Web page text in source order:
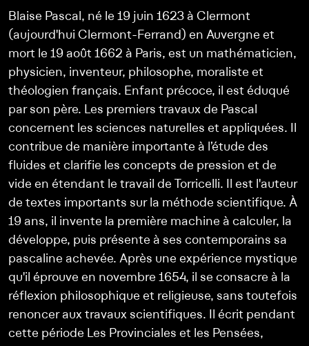
Blaise Pascal, né le 19 juin 1623 à Clermont
(aujourd'hui Clermont-Ferrand) en Auvergne et
mort le 19 août 1662 à Paris, est un mathématicien,
physicien, inventeur, philosophe, moraliste et
théologien français. Enfant précoce, il est éduqué
par son père. Les premiers travaux de Pascal
concernent les sciences naturelles et appliquées. Il
contribue de manière importante à l’étude des
fluides et clarifie les concepts de pression et de
vide en étendant le travail de Torricelli. Il est l'auteur
de textes importants sur la méthode scientifique. À
19 ans, il invente la première machine à calculer, la
développe, puis présente à ses contemporains sa
pascaline achevée. Après une expérience mystique
qu'il éprouve en novembre 1654, il se consacre à la
réflexion philosophique et religieuse, sans toutefois
renoncer aux travaux scientifiques. Il écrit pendant
cette période Les Provinciales et les Pensées,